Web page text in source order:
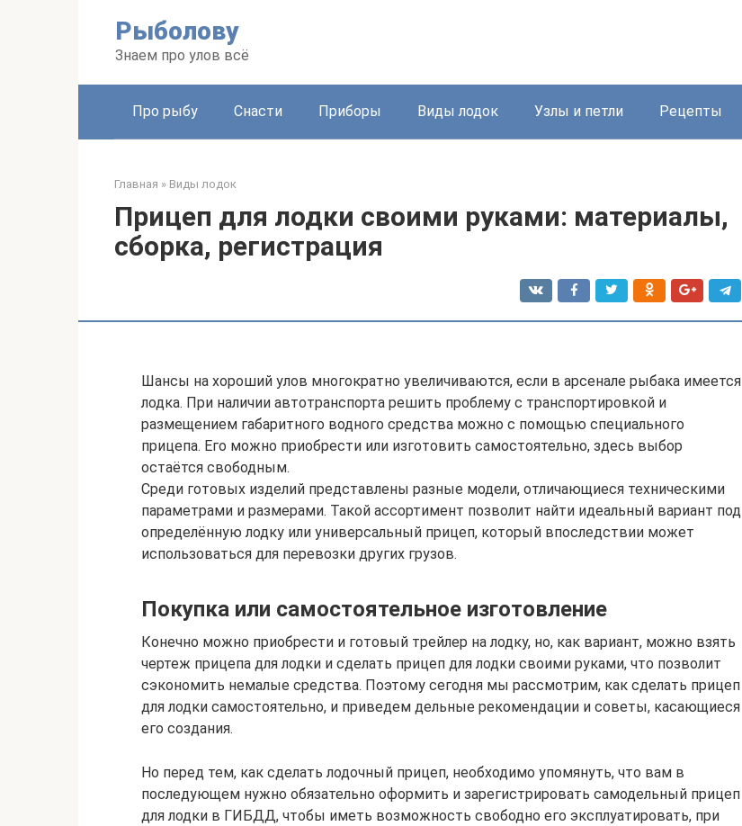
Рыболову
Знаем про улов всё
Про рыбу Снасти Приборы Виды лодок Узлы и петли Рецепты
Главная » Виды лодок
Прицеп для лодки своими руками: материалы,
сборка, регистрация
Шансы на хороший улов многократно увеличиваются, если в арсенале рыбака имеется
лодка. При наличии автотранспорта решить проблему с транспортировкой и
размещением габаритного водного средства можно с помощью специального
прицепа. Его можно приобрести или изготовить самостоятельно, здесь выбор
остаётся свободным.
Среди готовых изделий представлены разные модели, отличающиеся техническими
параметрами и размерами. Такой ассортимент позволит найти идеальный вариант под
определённую лодку или универсальный прицеп, который впоследствии может
использоваться для перевозки других грузов.
Покупка или самостоятельное изготовление
Конечно можно приобрести и готовый трейлер на лодку, но, как вариант, можно взять
чертеж прицепа для лодки и сделать прицеп для лодки своими руками, что позволит
сэкономить немалые средства. Поэтому сегодня мы рассмотрим, как сделать прицеп
для лодки самостоятельно, и приведем дельные рекомендации и советы, касающиеся
его создания.
Но перед тем, как сделать лодочный прицеп, необходимо упомянуть, что вам в
последующем нужно обязательно оформить и зарегистрировать самодельный прицеп
для лодки в ГИБДД, чтобы иметь возможность свободно его эксплуатировать, при